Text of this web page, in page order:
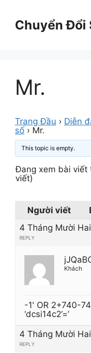
Chuyển Đổi
Mr.
Trang Đầu › Diễn
số › Mr.
This topic is empty.
Đang xem bài viết
viết)
Người viết
4 Tháng Mười
REPLY
Khách
-1′ OR 2+740-
‘dcsi14c2’=’
4 Tháng Mười
REPLY